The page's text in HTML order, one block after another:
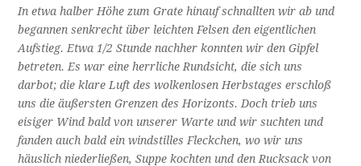
In etwa halber Höhe zum Grate hinauf schnallten wir ab und
begannen senkrecht über leichten Felsen den eigentlichen
Aufstieg. Etwa 1/2 Stunde nachher konnten wir den Gipfel
betreten. Es war eine herrliche Rundsicht, die sich uns
darbot; die klare Luft des wolkenlosen Herbstages erschloß
uns die äußersten Grenzen des Horizonts. Doch trieb uns
eisiger Wind bald von unserer Warte und wir suchten und
fanden auch bald ein windstilles Fleckchen, wo wir uns
häuslich niederließen, Suppe kochten und den Rucksack von